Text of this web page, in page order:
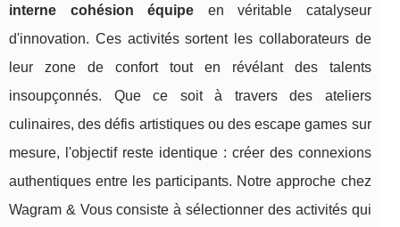
interne cohésion équipe en véritable catalyseur
d'innovation. Ces activités sortent les collaborateurs de
leur zone de confort tout en révélant des talents
insoupçonnés. Que ce soit à travers des ateliers
culinaires, des défis artistiques ou des escape games sur
mesure, l'objectif reste identique : créer des connexions
authentiques entre les participants. Notre approche chez
Wagram & Vous consiste à sélectionner des activités qui